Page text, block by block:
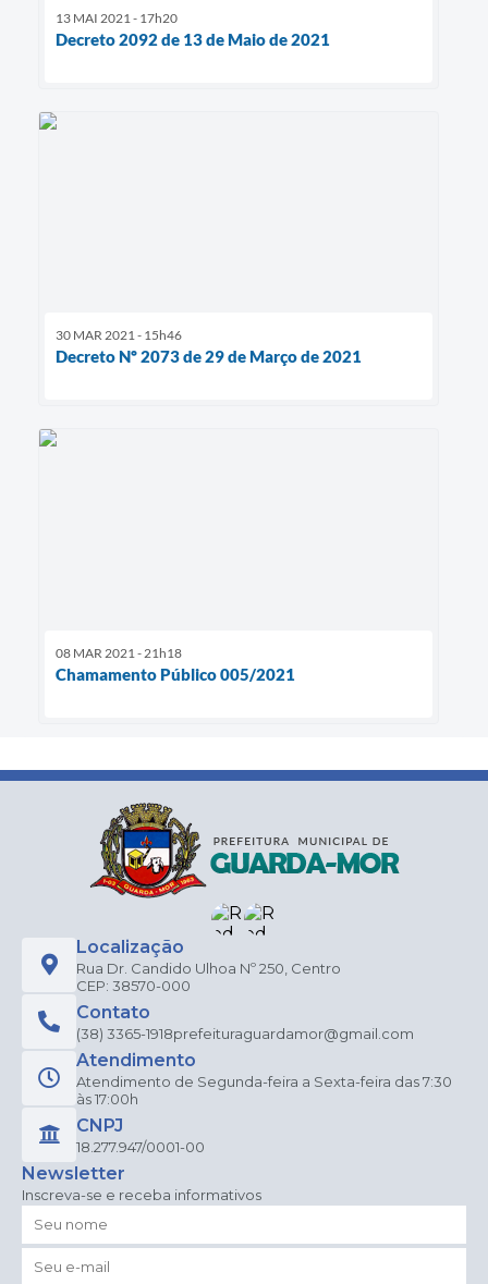
13 MAI 2021 - 17h20
Decreto 2092 de 13 de Maio de 2021
30 MAR 2021 - 15h46
Decreto Nº 2073 de 29 de Março de 2021
08 MAR 2021 - 21h18
Chamamento Público 005/2021
Localização
Rua Dr. Candido Ulhoa Nº 250, Centro
CEP: 38570-000
Contato
(38) 3365-1918prefeituraguardamor@gmail.com
Atendimento
Atendimento de Segunda-feira a Sexta-feira das 7:30
às 17:00h
CNPJ
18.277.947/0001-00
Newsletter
Inscreva-se e receba informativos